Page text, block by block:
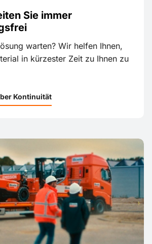
Sie immer
warten? Wir helfen Ihnen,
in kürzester Zeit zu Ihnen zu
Kontinuität